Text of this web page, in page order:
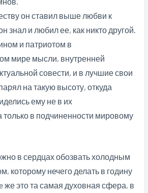
он ставил выше любви к
знал и любил ее, как никто другой.
и патриотом в
мире мысли, внутренней
совести, и в лучшие свои
на такую высоту, откуда
ему не в их
только в подчиненности мировому
в сердцах обозвать холодным
которому нечего делать в годину
же это та самая духовная сфера, в